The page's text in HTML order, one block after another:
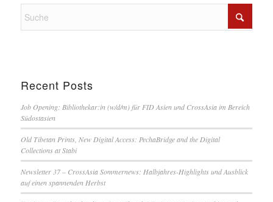
Recent Posts
Job Opening: Bibliothekar:in (w/d/m) für FID Asien und CrossAsia im Bereich
Südostasien
Old Tibetan Prints, New Digital Access: PechaBridge and the Digital
Collections at Stabi
Newsletter 37 – CrossAsia Sommernews: Halbjahres-Highlights und Ausblick
auf einen spannenden Herbst